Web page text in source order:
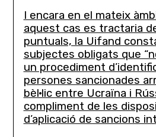
I encara en el mateix
aquest cas es tractaria
puntuals, la Uifand
subjectes obligats que
un procediment
persones sancionades
bèl·lic entre Ucraïna i
compliment de les
d’aplicació de sancions